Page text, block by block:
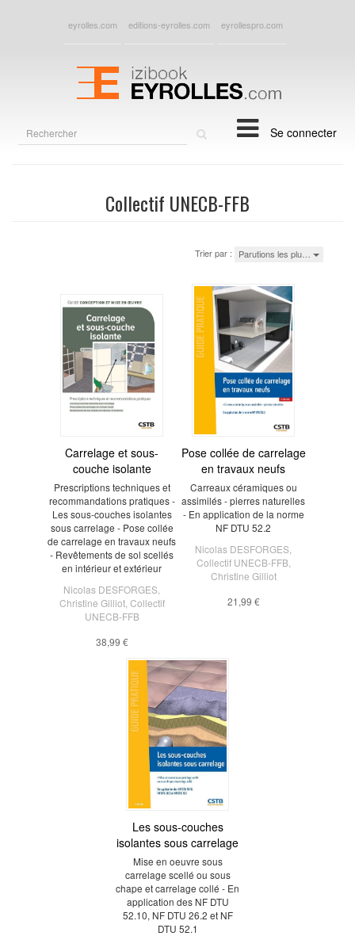
eyrolles.com editions-eyrolles.com eyrollespro.com
Se connecter
Collectif UNECB-FFB
Trier par : Parutions les plu…
Carrelage et sous-
couche isolante
Prescriptions techniques et
recommandations pratiques -
Les sous-couches isolantes
sous carrelage - Pose collée
de carrelage en travaux neufs
- Revêtements de sol scellés
en intérieur et extérieur
Nicolas DESFORGES
Christine Gilliot, Collectif
UNECB-FFB
38,99 €
Pose collée de carrelage
en travaux neufs
Carreaux céramiques ou
assimilés - pierres naturelles
- En application de la norme
NF DTU 52.2
Nicolas DESFORGES
Collectif UNECB-FFB,
Christine Gilliot
21,99 €
Les sous-couches
isolantes sous carrelage
Mise en oeuvre sous
carrelage scellé ou sous
chape et carrelage collé - En
application des NF DTU
52.10, NF DTU 26.2 et NF
DTU 52.1